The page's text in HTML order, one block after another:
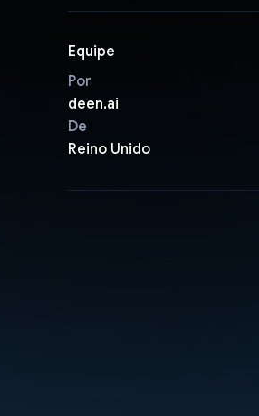
Equipe
Por
deen.ai
De
Reino Unido